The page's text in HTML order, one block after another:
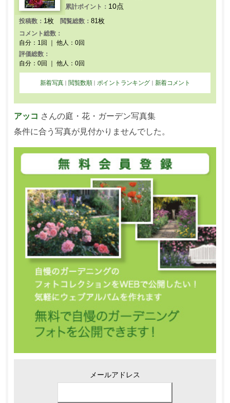
投稿数： 1枚閲覧総数： 81枚
コメント総数：
自分：1回 ｜ 他人：0回
評価総数：
自分：0回 ｜ 他人：0回
累計ポイント： 10点
新着写真 ｜ 閲覧数順｜ ポイントランキング｜ 新着コメント
アッコ さんの庭・花・ガーデン写真集
条件に合う写真が見付かりませんでした。
メールアドレス